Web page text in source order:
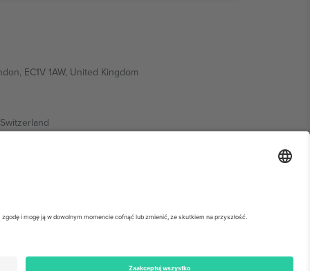
EC1V 1AW, United Kingdom